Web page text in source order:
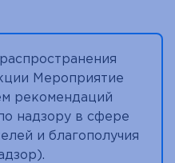
Мероприятие
рекомендаций
надзору в сфере
и благополучия